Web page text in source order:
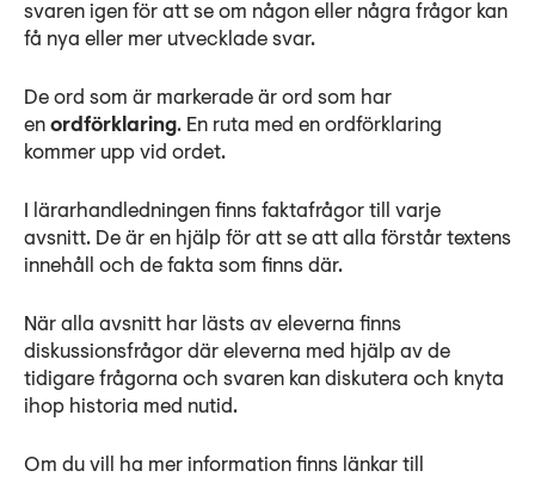
svaren igen för att se om någon eller några frågor kan
få nya eller mer utvecklade svar.
De ord som är markerade är ord som har
en ordförklaring. En ruta med en ordförklaring
kommer upp vid ordet.
I lärarhandledningen finns faktafrågor till varje
avsnitt. De är en hjälp för att se att alla förstår textens
innehåll och de fakta som finns där.
När alla avsnitt har lästs av eleverna finns
diskussionsfrågor där eleverna med hjälp av de
tidigare frågorna och svaren kan diskutera och knyta
ihop historia med nutid.
Om du vill ha mer information finns länkar till